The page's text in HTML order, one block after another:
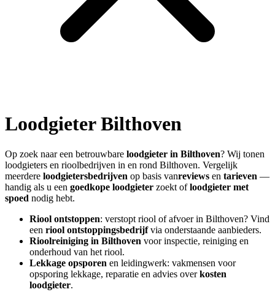
LoodgieterBilthoven
Op zoek naar een betrouwbare loodgieter in Bilthoven? Wij tonen
loodgieters en rioolbedrijven in en rond Bilthoven. Vergelijk
meerdere loodgietersbedrijven op basis vanreviews en tarieven —
handig als u een goedkope loodgieter zoekt ofloodgieter met
spoed nodig hebt.
Riool ontstoppen: verstopt riool of afvoer in Bilthoven? Vind
een riool ontstoppingsbedrijfvia onderstaande aanbieders.
Rioolreiniging in Bilthoven voor inspectie, reiniging en
onderhoud van het riool.
Lekkage opsporen en leidingwerk: vakmensen voor
opsporing lekkage, reparatie en advies overkosten
loodgieter.